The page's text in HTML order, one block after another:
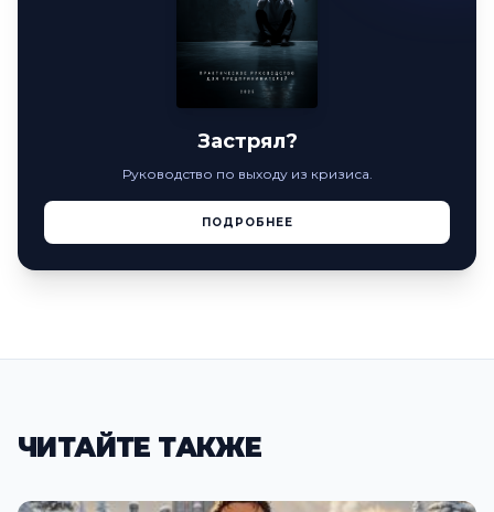
Застрял?
Руководство по выходу из кризиса.
ПОДРОБНЕЕ
ЧИТАЙТЕ ТАКЖЕ